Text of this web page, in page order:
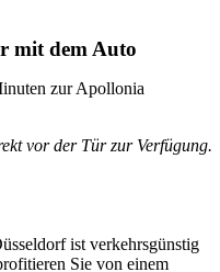
mit dem Auto
zur Apollonia
vor der Tür zur Verfügung.
ist verkehrsgünstig
Sie von einem